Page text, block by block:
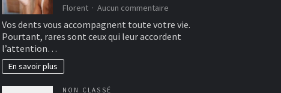
Florent Aucun commentairesur
bonnes
habitudes
Vos dents vous accompagnent toute votre vie.
Pourtant, rares sont ceux qui leur accordent
l’attention…
En savoir plus
NON CLASSÉ